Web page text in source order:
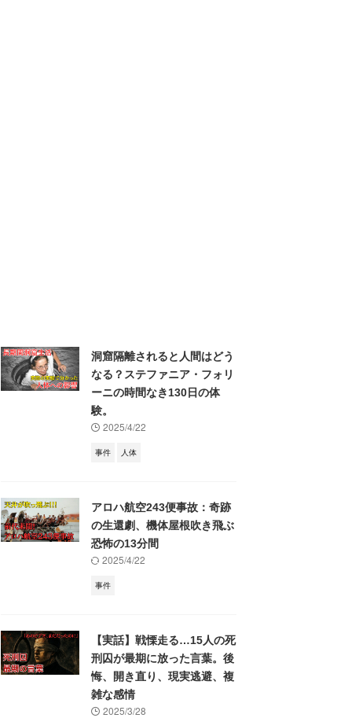
洞窟隔離されると人間はどう
なる？ステファニア・フォリ
ーニの時間なき130日の体
験。
2025/4/22
事件 人体
アロハ航空243便事故：奇跡
の生還劇、機体屋根吹き飛ぶ
恐怖の13分間
2025/4/22
事件
【実話】戦慄走る…15人の死
刑囚が最期に放った言葉。後
悔、開き直り、現実逃避、複
雑な感情
2025/3/28